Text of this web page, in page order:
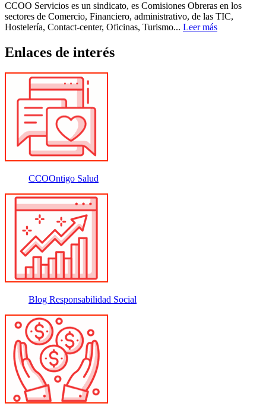
CCOO Servicios es un sindicato, es Comisiones Obreras en los
sectores de Comercio, Financiero, administrativo, de las TIC,
Hostelería, Contact-center, Oficinas, Turismo... Leer más
Enlaces de interés
CCOOntigo Salud
Blog Responsabilidad Social